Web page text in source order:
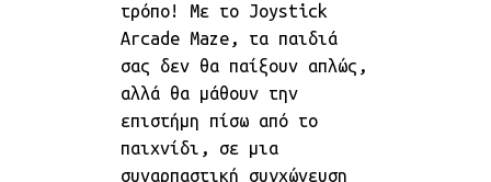
τρόπο! Με το Joystick
Arcade Maze, τα παιδιά
σας δεν θα παίξουν απλώς,
αλλά θα μάθουν την
επιστήμη πίσω από το
παιχνίδι, σε μια
συναρπαστική συγχώνευση